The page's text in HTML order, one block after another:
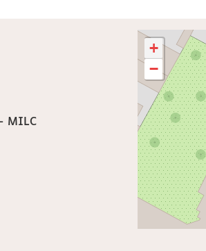
MILC
+
−